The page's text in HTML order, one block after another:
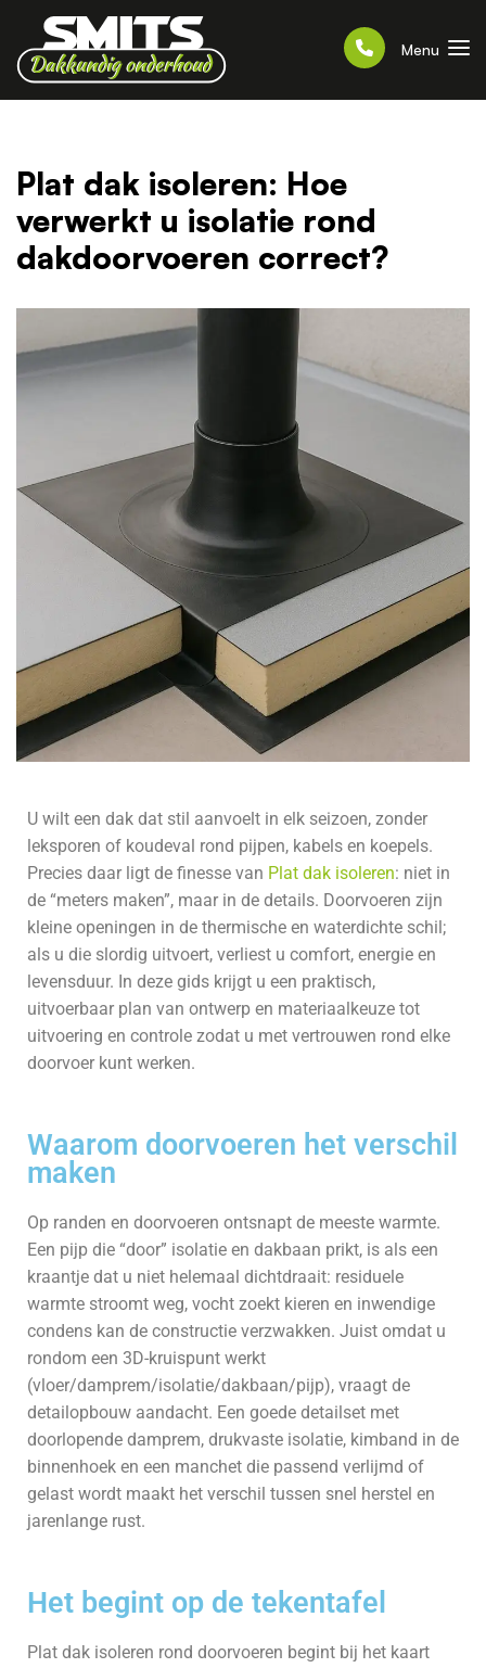
Menu
Plat dak isoleren: Hoe
verwerkt u isolatie rond
dakdoorvoeren correct?
U wilt een dak dat stil aanvoelt in elk seizoen, zonder
leksporen of koudeval rond pijpen, kabels en koepels.
Precies daar ligt de finesse van Plat dak isoleren: niet in
de “meters maken”, maar in de details. Doorvoeren zijn
kleine openingen in de thermische en waterdichte schil;
als u die slordig uitvoert, verliest u comfort, energie en
levensduur. In deze gids krijgt u een praktisch,
uitvoerbaar plan van ontwerp en materiaalkeuze tot
uitvoering en controle zodat u met vertrouwen rond elke
doorvoer kunt werken.
Waarom doorvoeren het verschil
maken
Op randen en doorvoeren ontsnapt de meeste warmte.
Een pijp die “door” isolatie en dakbaan prikt, is als een
kraantje dat u niet helemaal dichtdraait: residuele
warmte stroomt weg, vocht zoekt kieren en inwendige
condens kan de constructie verzwakken. Juist omdat u
rondom een 3D-kruispunt werkt
(vloer/damprem/isolatie/dakbaan/pijp), vraagt de
detailopbouw aandacht. Een goede detailset met
doorlopende damprem, drukvaste isolatie, kimband in de
binnenhoek en een manchet die passend verlijmd of
gelast wordt maakt het verschil tussen snel herstel en
jarenlange rust.
Het begint op de tekentafel
Plat dak isoleren rond doorvoeren begint bij het kaart